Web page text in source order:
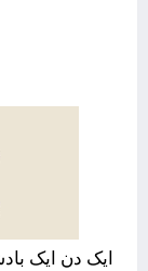
ایک دن ایک